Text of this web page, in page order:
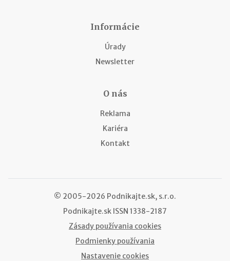
Informácie
Úrady
Newsletter
O nás
Reklama
Kariéra
Kontakt
© 2005-2026 Podnikajte.sk, s.r.o.
Podnikajte.sk ISSN 1338-2187
Zásady používania cookies
Podmienky používania
Nastavenie cookies